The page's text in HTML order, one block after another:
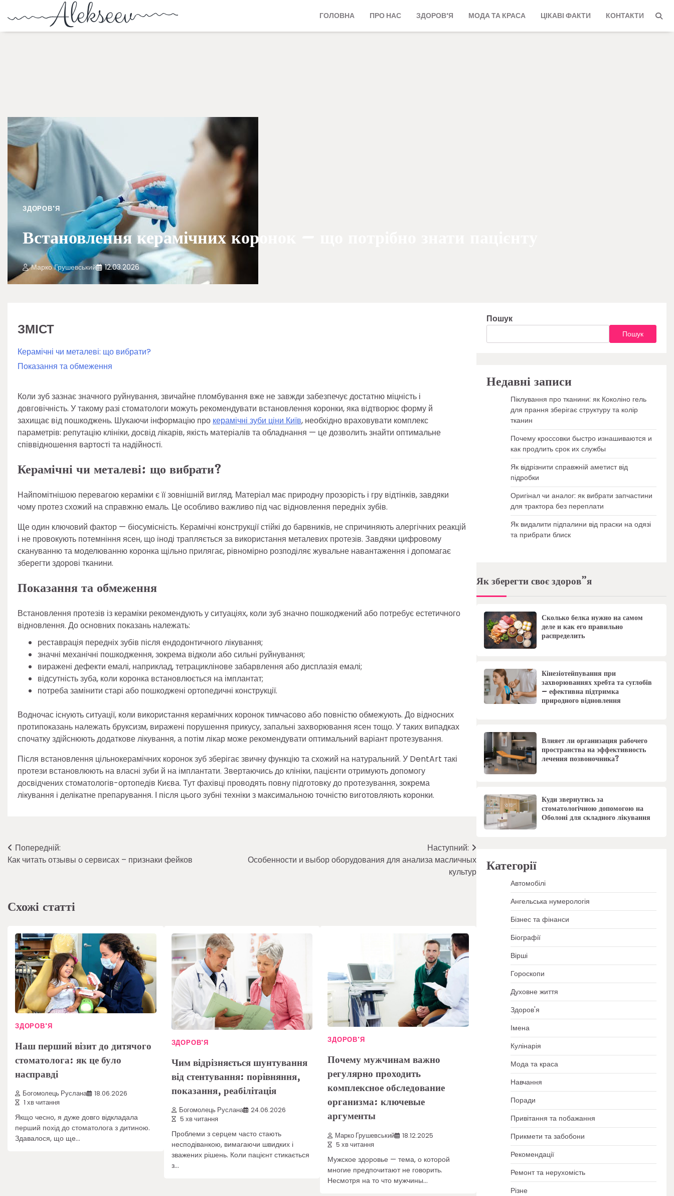
ГОЛОВНА ПРО НАС ЗДОРОВ’Я МОДА ТА КРАСА ЦІКАВІ ФАКТИ КОНТАКТИ
ЗДОРОВ'Я
Встановлення керамічних коронок – що потрібно знати пацієнту
Марко Грушевський 12.03.2026
ЗМІСТ
Керамічні чи металеві: що вибрати?
Показання та обмеження
Коли зуб зазнає значного руйнування, звичайне пломбування вже не завжди забезпечує достатню міцність і
довговічність. У такому разі стоматологи можуть рекомендувати встановлення коронки, яка відтворює форму й
захищає від пошкоджень. Шукаючи інформацію про керамічні зуби ціни Київ, необхідно враховувати комплекс
параметрів: репутацію клініки, досвід лікарів, якість матеріалів та обладнання — це дозволить знайти оптимальне
співвідношення вартості та надійності.
Керамічні чи металеві: що вибрати?
Найпомітнішою перевагою кераміки є її зовнішній вигляд. Матеріал має природну прозорість і гру відтінків, завдяки
чому протез схожий на справжню емаль. Це особливо важливо під час відновлення передніх зубів.
Ще один ключовий фактор — біосумісність. Керамічні конструкції стійкі до барвників, не спричиняють алергічних реакцій
і не провокують потемніння ясен, що іноді трапляється за використання металевих протезів. Завдяки цифровому
скануванню та моделюванню коронка щільно прилягає, рівномірно розподіляє жувальне навантаження і допомагає
зберегти здорові тканини.
Показання та обмеження
Встановлення протезів із кераміки рекомендують у ситуаціях, коли зуб значно пошкоджений або потребує естетичного
відновлення. До основних показань належать:
реставрація передніх зубів після ендодонтичного лікування;
значні механічні пошкодження, зокрема відколи або сильні руйнування;
виражені дефекти емалі, наприклад, тетрациклінове забарвлення або дисплазія емалі;
відсутність зуба, коли коронка встановлюється на імплантат;
потреба замінити старі або пошкоджені ортопедичні конструкції.
Водночас існують ситуації, коли використання керамічних коронок тимчасово або повністю обмежують. До відносних
протипоказань належать бруксизм, виражені порушення прикусу, запальні захворювання ясен тощо. У таких випадках
спочатку здійснюють додаткове лікування, а потім лікар може рекомендувати оптимальний варіант протезування.
Після встановлення цільнокерамічних коронок зуб зберігає звичну функцію та схожий на натуральний. У DentArt такі
протези встановлюють на власні зуби й на імплантати. Звертаючись до клініки, пацієнти отримують допомогу
досвідчених стоматологів-ортопедів Києва. Тут фахівці проводять повну підготовку до протезування, зокрема
лікування і делікатне препарування. І після цього зубні техніки з максимальною точністю виготовляють коронки.
Навігація
записів
Попередній:
Как читать отзывы о сервисах – признаки фейков
Наступний:
Особенности и выбор оборудования для анализа масличных
культур
Схожі статті
ЗДОРОВ'Я
Наш перший візит до дитячого
стоматолога: як це було
насправді
Богомолець Руслана
18.06.2026
1 хв читання
Якщо чесно, я дуже довго відкладала
перший похід до стоматолога з дитиною.
Здавалося, що ще…
ЗДОРОВ'Я
Чим відрізняється шунтування
від стентування: порівняння,
показання, реабілітація
Богомолець Руслана
24.06.2026
5 хв читання
Проблеми з серцем часто стають
несподіванкою, вимагаючи швидких і
зважених рішень. Коли пацієнт стикається
з…
ЗДОРОВ'Я
Почему мужчинам важно
регулярно проходить
комплексное обследование
организма: ключевые
аргументы
Марко Грушевський
18.12.2025
5 хв читання
Мужское здоровье — тема, о которой
многие предпочитают не говорить.
Несмотря на то что мужчины…
Пошук
Пошук
Недавні записи
Піклування про тканини: як Коколіно гель
для прання зберігає структуру та колір
тканин
Почему кроссовки быстро изнашиваются и
как продлить срок их службы
Як відрізнити справжній аметист від
підробки
Оригінал чи аналог: як вибрати запчастини
для трактора без переплати
Як видалити підпалини від праски на одязі
та прибрати блиск
Як зберегти своє здоров”я
Сколько белка нужно на самом
деле и как его правильно
распределить
Кінезіотейпування при
захворюваннях хребта та суглобів
– ефективна підтримка
природного відновлення
Влияет ли организация рабочего
пространства на эффективность
лечения позвоночника?
Куди звернутись за
стоматологічною допомогою на
Оболоні для складного лікування
Категорії
Автомобілі
Ангельська нумерологія
Бізнес та фінанси
Біографії
Вірші
Гороскопи
Духовне життя
Здоров'я
Імена
Кулінарія
Мода та краса
Навчання
Поради
Привітання та побажання
Прикмети та забобони
Рекомендації
Ремонт та нерухомість
Різне